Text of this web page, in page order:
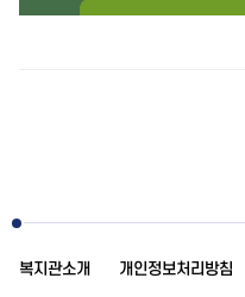
복지관소개 개인정보처리방침